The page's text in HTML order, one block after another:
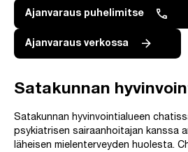
Ajanvaraus puhelimitse
Ajanvaraus verkossa
Satakunnan
Satakunnan hyvinvointialueen
psykiatrisen sairaanhoitajan kanssa
läheisen mielenterveyden huolesta.